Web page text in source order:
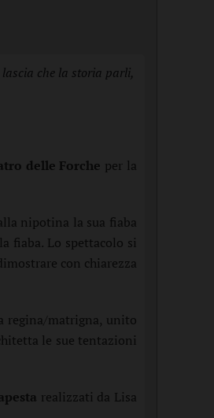
che la storia parli,
delle Forche per la
nipotina la sua fiaba
fiaba. Lo spettacolo si
con chiarezza
regina/matrigna, unito
le sue tentazioni
realizzati da Lisa